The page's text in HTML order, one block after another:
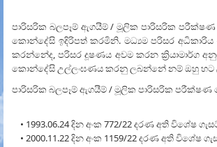
පාරිසරික බලපෑම් ඇගයීම් / මූලික පාරිසරික
කොන්දේසි ඉදිරිපත් කරමිනි. මධ්‍යම පරිසර
කරන්නේද, පරිසර දූෂණය අවම කරන ක්‍රියාමාර්ග
කොන්දේසි උල්ලංඝණය කරනු ලබන්නේ නම් ඔහු හට
පාරිසරික බලපෑම් ඇගයීම් / මූලික පාරිසරික පරීක්ෂණ
• 1993.06.24 දින අංක 772/22 දරණ අති විශේෂ
• 2000.11.22 දින අංක 1159/22 දරණ අති විශේෂ